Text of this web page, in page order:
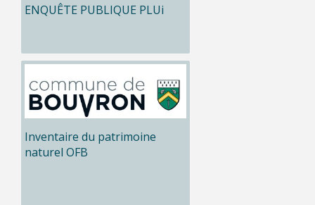
ENQUÊTE PUBLIQUE PLUi
Inventaire du patrimoine
naturel OFB